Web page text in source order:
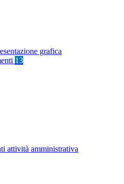
grafica
13
attività amministrativa